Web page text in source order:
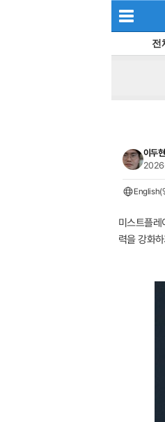
전
이두
English(
미스트플
력을 강화